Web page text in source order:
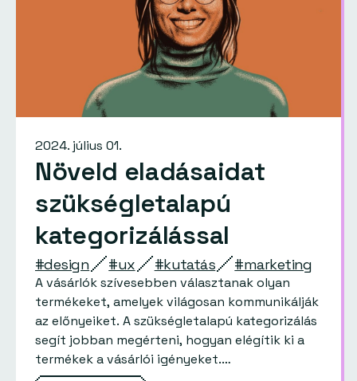
2024. július 01.
Növeld eladásaidat
szükségletalapú
kategorizálással
#design #ux #kutatás #marketing
A vásárlók szívesebben választanak olyan
termékeket, amelyek világosan kommunikálják
az előnyeiket. A szükségletalapú kategorizálás
segít jobban megérteni, hogyan elégítik ki a
termékek a vásárlói igényeket.…